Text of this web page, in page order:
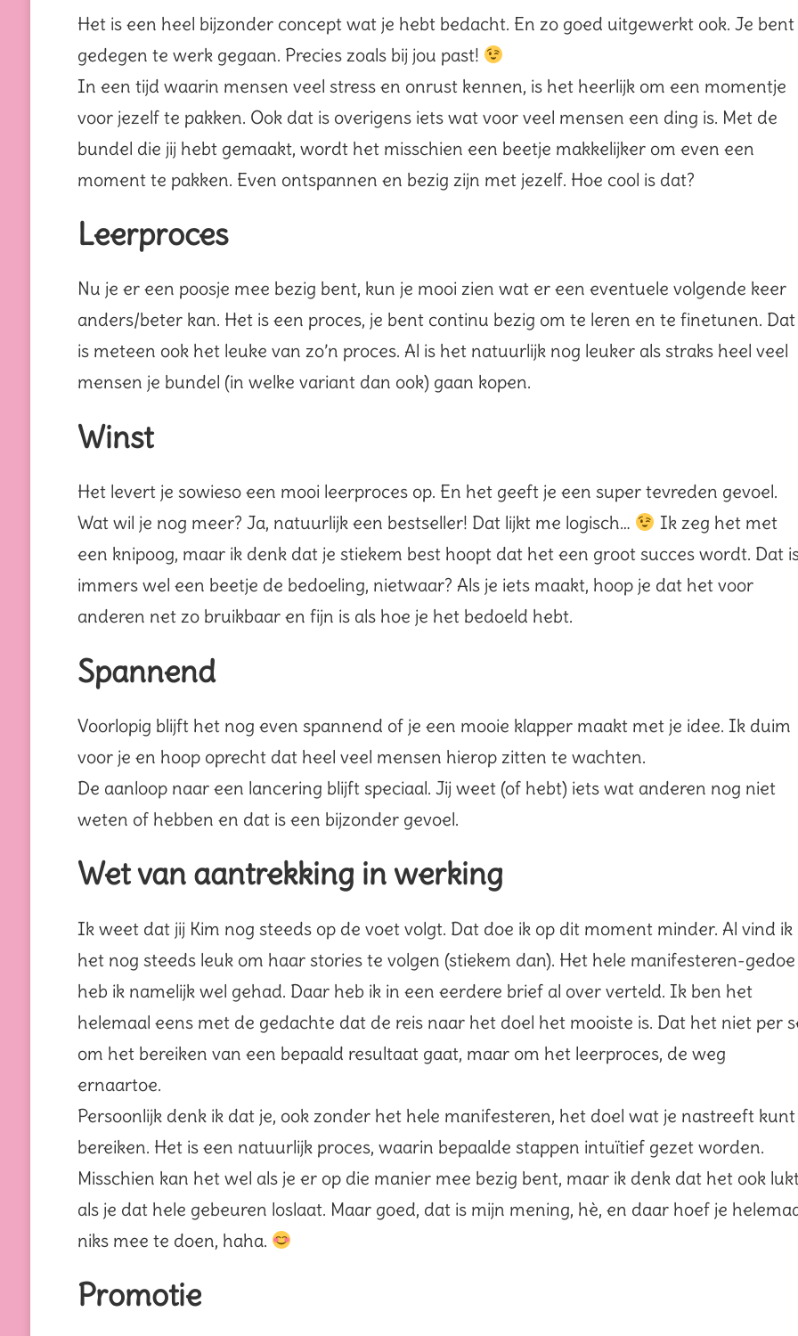
Het is een heel bijzonder concept wat je hebt bedacht. En zo goed uitgewerkt ook. Je bent
gedegen te werk gegaan. Precies zoals bij jou past!
In een tijd waarin mensen veel stress en onrust kennen, is het heerlijk om een momentje
voor jezelf te pakken. Ook dat is overigens iets wat voor veel mensen een ding is. Met de
bundel die jij hebt gemaakt, wordt het misschien een beetje makkelijker om even een
moment te pakken. Even ontspannen en bezig zijn met jezelf. Hoe cool is dat?
Leerproces
Nu je er een poosje mee bezig bent, kun je mooi zien wat er een eventuele volgende keer
anders/beter kan. Het is een proces, je bent continu bezig om te leren en te finetunen. Dat
is meteen ook het leuke van zo’n proces. Al is het natuurlijk nog leuker als straks heel veel
mensen je bundel (in welke variant dan ook) gaan kopen.
Winst
Het levert je sowieso een mooi leerproces op. En het geeft je een super tevreden gevoel.
Wat wil je nog meer? Ja, natuurlijk een bestseller! Dat lijkt me logisch…
Ik zeg het met
een knipoog, maar ik denk dat je stiekem best hoopt dat het een groot succes wordt. Dat
immers wel een beetje de bedoeling, nietwaar? Als je iets maakt, hoop je dat het voor
anderen net zo bruikbaar en fijn is als hoe je het bedoeld hebt.
Spannend
Voorlopig blijft het nog even spannend of je een mooie klapper maakt met je idee. Ik duim
voor je en hoop oprecht dat heel veel mensen hierop zitten te wachten.
De aanloop naar een lancering blijft speciaal. Jij weet (of hebt) iets wat anderen nog niet
weten of hebben en dat is een bijzonder gevoel.
Wet van aantrekking in werking
Ik weet dat jij Kim nog steeds op de voet volgt. Dat doe ik op dit moment minder. Al vind ik
het nog steeds leuk om haar stories te volgen (stiekem dan). Het hele manifesteren-gedoe
heb ik namelijk wel gehad. Daar heb ik in een eerdere brief al over verteld. Ik ben het
helemaal eens met de gedachte dat de reis naar het doel het mooiste is. Dat het niet per
om het bereiken van een bepaald resultaat gaat, maar om het leerproces, de weg
ernaartoe.
Persoonlijk denk ik dat je, ook zonder het hele manifesteren, het doel wat je nastreeft kunt
bereiken. Het is een natuurlijk proces, waarin bepaalde stappen intuïtief gezet worden.
Misschien kan het wel als je er op die manier mee bezig bent, maar ik denk dat het ook
als je dat hele gebeuren loslaat. Maar goed, dat is mijn mening, hè, en daar hoef je
niks mee te doen, haha.
Promotie